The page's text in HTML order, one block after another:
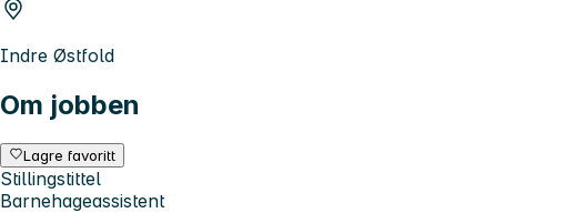
Indre Østfold
Om jobben
Lagre favoritt
Stillingstittel
Barnehageassistent